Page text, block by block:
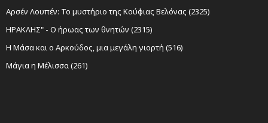
Αρσέν Λουπέν: Το μυστήριο της Κούφιας Βελόνας (2325)
ΗΡΑΚΛΗΣ" - Ο ήρωας των θνητών (2315)
Η Μάσα και ο Αρκούδος, μια μεγάλη γιορτή (516)
Μάγια η Μέλισσα (261)